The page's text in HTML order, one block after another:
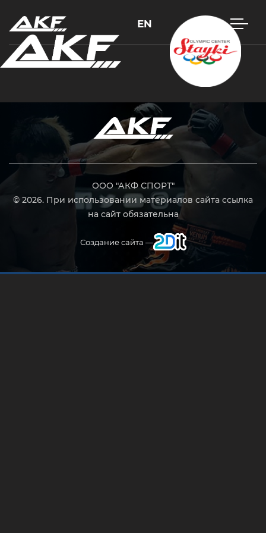
EN
ООО "АКФ СПОРТ"
© 2026. При использовании материалов сайта ссылка
на сайт обязательна
Создание сайта —
Нажмите Enter для поиска или Esc, чтобы закрыть